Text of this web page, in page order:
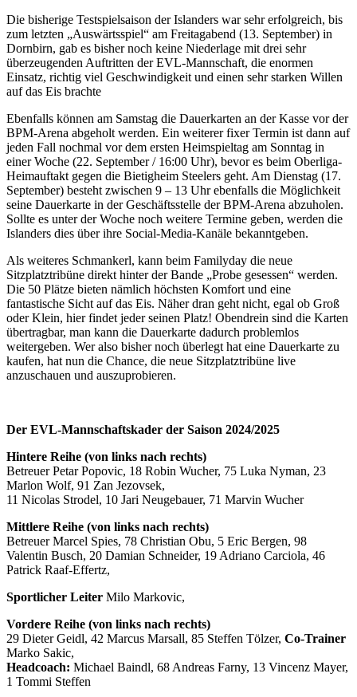
Die bisherige Testspielsaison der Islanders war sehr erfolgreich, bis
zum letzten „Auswärtsspiel“ am Freitagabend (13. September) in
Dornbirn, gab es bisher noch keine Niederlage mit drei sehr
überzeugenden Auftritten der EVL-Mannschaft, die enormen
Einsatz, richtig viel Geschwindigkeit und einen sehr starken Willen
auf das Eis brachte
Ebenfalls können am Samstag die Dauerkarten an der Kasse vor der
BPM-Arena abgeholt werden. Ein weiterer fixer Termin ist dann auf
jeden Fall nochmal vor dem ersten Heimspieltag am Sonntag in
einer Woche (22. September / 16:00 Uhr), bevor es beim Oberliga-
Heimauftakt gegen die Bietigheim Steelers geht. Am Dienstag (17.
September) besteht zwischen 9 – 13 Uhr ebenfalls die Möglichkeit
seine Dauerkarte in der Geschäftsstelle der BPM-Arena abzuholen.
Sollte es unter der Woche noch weitere Termine geben, werden die
Islanders dies über ihre Social-Media-Kanäle bekanntgeben.
Als weiteres Schmankerl, kann beim Familyday die neue
Sitzplatztribüne direkt hinter der Bande „Probe gesessen“ werden.
Die 50 Plätze bieten nämlich höchsten Komfort und eine
fantastische Sicht auf das Eis. Näher dran geht nicht, egal ob Groß
oder Klein, hier findet jeder seinen Platz! Obendrein sind die Karten
übertragbar, man kann die Dauerkarte dadurch problemlos
weitergeben. Wer also bisher noch überlegt hat eine Dauerkarte zu
kaufen, hat nun die Chance, die neue Sitzplatztribüne live
anzuschauen und auszuprobieren.
Der EVL-Mannschaftskader der Saison 2024/2025
Hintere Reihe (von links nach rechts)
Betreuer Petar Popovic, 18 Robin Wucher, 75 Luka Nyman, 23
Marlon Wolf, 91 Zan Jezovsek,
11 Nicolas Strodel, 10 Jari Neugebauer, 71 Marvin Wucher
Mittlere Reihe (von links nach rechts)
Betreuer Marcel Spies, 78 Christian Obu, 5 Eric Bergen, 98
Valentin Busch, 20 Damian Schneider, 19 Adriano Carciola, 46
Patrick Raaf-Effertz,
Sportlicher Leiter Milo Markovic,
Vordere Reihe (von links nach rechts)
29 Dieter Geidl, 42 Marcus Marsall, 85 Steffen Tölzer, Co-Trainer
Marko Sakic,
Headcoach: Michael Baindl, 68 Andreas Farny, 13 Vincenz Mayer,
1 Tommi Steffen